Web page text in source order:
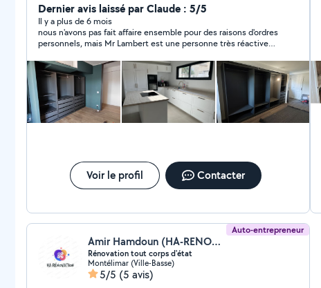
Google et Facebook .
Dernier avis laissé par Claude : 5/5
Il y a plus de 6 mois
nous n'avons pas fait affaire ensemble pour des raisons d'ordres
personnels, mais Mr Lambert est une personne très réactive
Voir le profil Contacter
Auto-entrepreneur
Amir Hamdoun (HA-RENOVTION)
Rénovation tout corps d'état
Montélimar (Ville-Basse)
5/5 (5 avis)